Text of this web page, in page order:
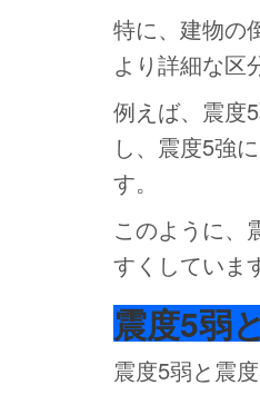
特に、建物の
より詳細な区
例えば、震度
し、震度5強
す。
このように、
すくしていま
震度5弱
震度5弱と震